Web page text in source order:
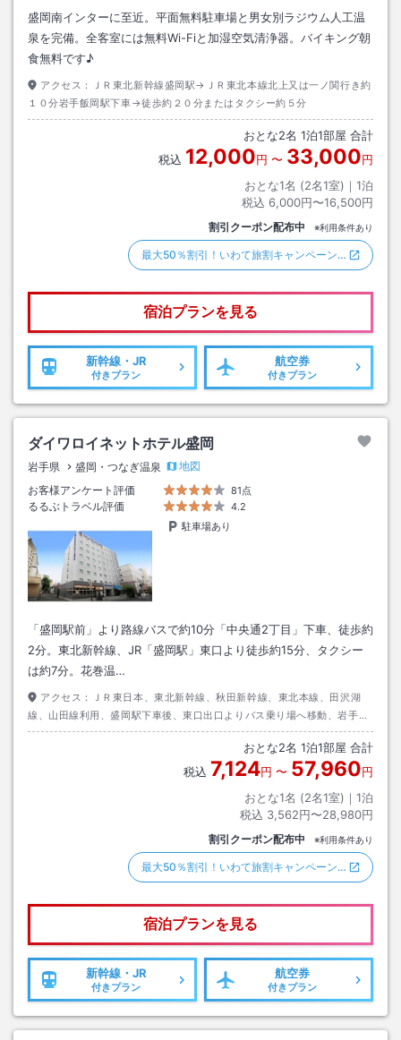
盛岡南インターに至近。平面無料駐車場と男女別ラジウム人工温
泉を完備。全客室には無料Wi-Fiと加湿空気清浄器。バイキング朝
食無料です♪
アクセス：
ＪＲ東北新幹線盛岡駅→ＪＲ東北本線北上又は一ノ関行き約
１０分岩手飯岡駅下車→徒歩約２０分またはタクシー約５分
おとな2名 1泊1部屋 合計
税込 12,000円 〜 33,000円
おとな1名 (2名1室)｜ 1泊
税込 6,000円〜16,500円
割引クーポン配布中 ※利用条件あり
最大50％割引！いわて旅割キャンペーン…
宿泊プランを見る
新幹線・JR
付きプラン
航空券
付きプラン
ダイワロイネットホテル盛岡
岩手県 盛岡・つなぎ温泉
地図
お客様アンケート評価
81点
るるぶトラベル評価
4.2
駐車場あり
「盛岡駅前」より路線バスで約10分「中央通2丁目」下車、徒歩約
2分。東北新幹線、JR「盛岡駅」東口より徒歩約15分、タクシー
は約7分。花巻温…
アクセス：
ＪＲ東日本、東北新幹線、秋田新幹線、東北本線、田沢湖
線、山田線利用、盛岡駅下車後、東口出口よりバス乗り場へ移動、岩手交
通、盛岡駅から盛岡バスセンター行き乗車（約１０分）中央通二丁目下車
おとな2名 1泊1部屋 合計
税込 7,124円 〜 57,960円
おとな1名 (2名1室)｜ 1泊
税込 3,562円〜28,980円
割引クーポン配布中 ※利用条件あり
最大50％割引！いわて旅割キャンペーン…
宿泊プランを見る
新幹線・JR
付きプラン
航空券
付きプラン